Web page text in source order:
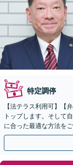
特定調停
【法テラス利用可】【
トップします。そして
に合った最適な方法を
相談ください。【法人